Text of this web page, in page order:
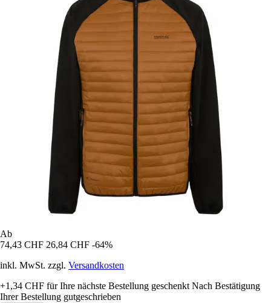
Ab
74,43 CHF 26,84 CHF -64%
inkl. MwSt. zzgl. Versandkosten
+1,34 CHF für Ihre nächste Bestellung geschenkt Nach Bestätigung
Ihrer Bestellung gutgeschrieben